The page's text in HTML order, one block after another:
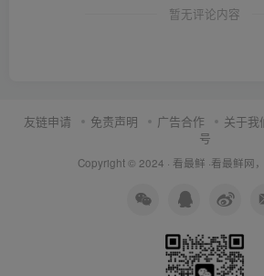
暂无评论内容
友链申请 免责声明 广告合作 关于我
号
Copyright © 2024 · 看最鲜 ·看最鲜网